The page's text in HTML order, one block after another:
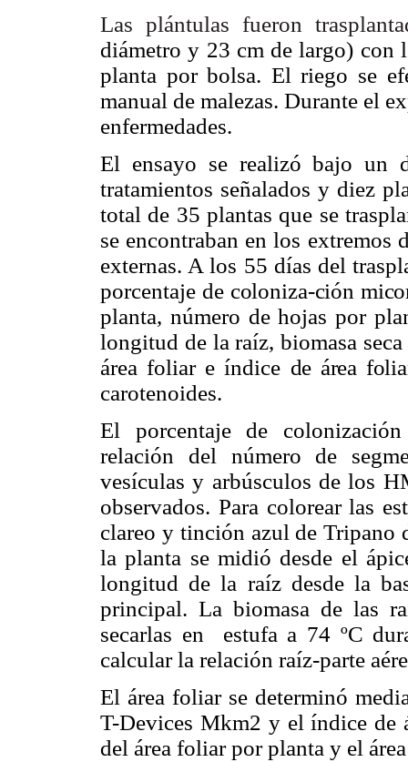
Las plántulas fueron
diámetro y 23 cm de largo) con
planta por bolsa. El riego se
manual de malezas. Durante el
enfermedades.
El ensayo se realizó bajo un
tratamientos señalados y diez
total de 35 plantas que se
se encontraban en los extremos
externas. A los 55 días del
porcentaje de coloniza-ción
planta, número de hojas por
longitud de la raíz, biomasa
área foliar e índice de área
carotenoides.
El porcentaje de
relación del número de
vesículas y arbúsculos de los
observados. Para colorear las
clareo y tinción azul de Tripano
la planta se midió desde el
longitud de la raíz desde la
principal. La biomasa de las
secarlas en estufa a 74 ºC
calcular la relación raíz-parte
El área foliar se determinó
T-Devices Mkm2 y el índice de
del área foliar por planta y el